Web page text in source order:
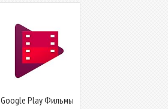
Google Play Фильмы